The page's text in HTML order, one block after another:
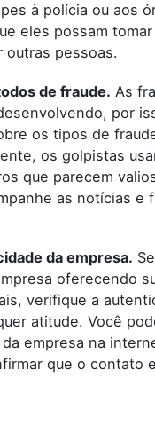
à polícia ou aos
eles possam tomar
outras pessoas.
de fraude. As
por
os tipos de
os golpistas
que parecem
as notícias e
da empresa.
oferecendo
verifique a
atitude. Você
empresa na
que o contato